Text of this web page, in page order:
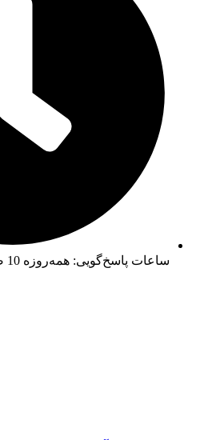
ساعات پاسخ‌گویی: همه‌روزه 10 صبح تا 10 شب